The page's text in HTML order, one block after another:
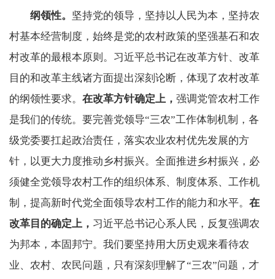
纲领性。 坚持党的领导，坚持以人民为本，坚持农
村基本经营制度，始终是党的农村政策的坚强基石和农
村改革的最根本原则。习近平总书记在改革方针、改革
目的和改革主线诸方面提出深刻论断，体现了农村改革
的纲领性要求。 在改革方针确定上， 强调党管农村工作
是我们的传统。要完善党领导“三农”工作体制机制，各
级党委要扛起政治责任，落实农业农村优先发展的方
针，以更大力度推动乡村振兴。全面推进乡村振兴，必
须健全党领导农村工作的组织体系、制度体系、工作机
制，提高新时代党全面领导农村工作的能力和水平。 在
改革目的确定上， 习近平总书记心系人民，反复强调农
为邦本，本固邦宁。我们要坚持用大历史观来看待农
业、农村、农民问题，只有深刻理解了“三农”问题，才